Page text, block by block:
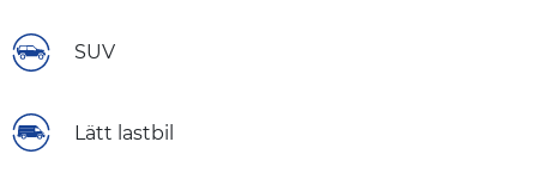
SUV
Lätt lastbil